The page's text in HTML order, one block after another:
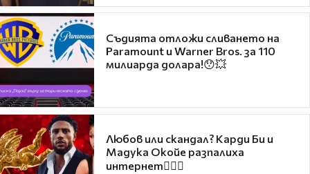
Съдията отложи сливането на
Paramount и Warner Bros. за 110
милиарда долара!😯💥
Любов или скандал? Карди Би и
Мадука Окойе разпалиха
интернет❤️‍🔥🔥